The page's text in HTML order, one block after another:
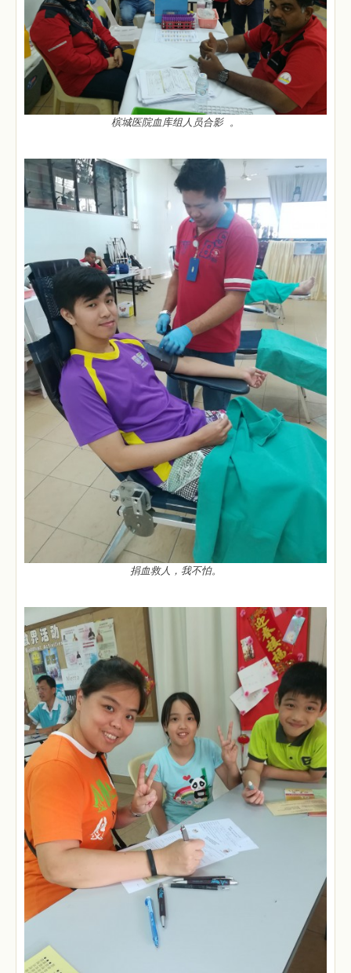
槟城医院血库组人员合影 。
捐血救人，我不怕。